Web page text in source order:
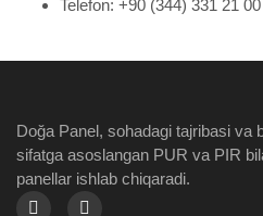
Telefon: +90 (344) 331 21 00
Doğa Panel, sohadagi tajribasi va
sifatga asoslangan PUR va PIR
panellar ishlab chiqaradi.